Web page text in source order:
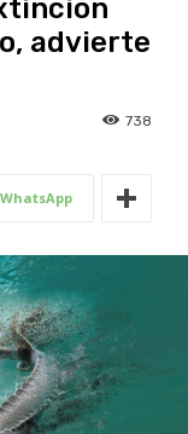
advierte
738
WhatsApp